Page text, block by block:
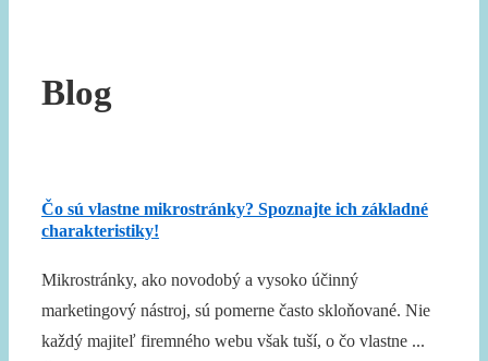
Blog
Čo sú vlastne mikrostránky? Spoznajte ich základné
charakteristiky!
Mikrostránky, ako novodobý a vysoko účinný
marketingový nástroj, sú pomerne často skloňované. Nie
každý majiteľ firemného webu však tuší, o čo vlastne ...